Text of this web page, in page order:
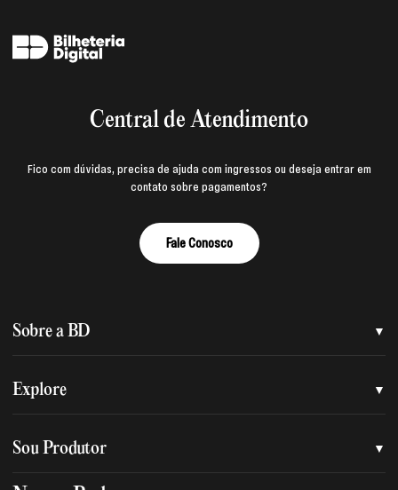
Central de Atendimento
Fico com dúvidas, precisa de ajuda com ingressos ou deseja entrar em
contato sobre pagamentos?
Fale Conosco
Sobre a BD
Quem somos
Explore
Assessoria de imprensa
Trabalhe na BD
Sou Produtor